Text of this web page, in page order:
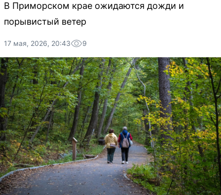
В Приморском крае ожидаются дожди и
порывистый ветер
17 мая, 2026, 20:43 9